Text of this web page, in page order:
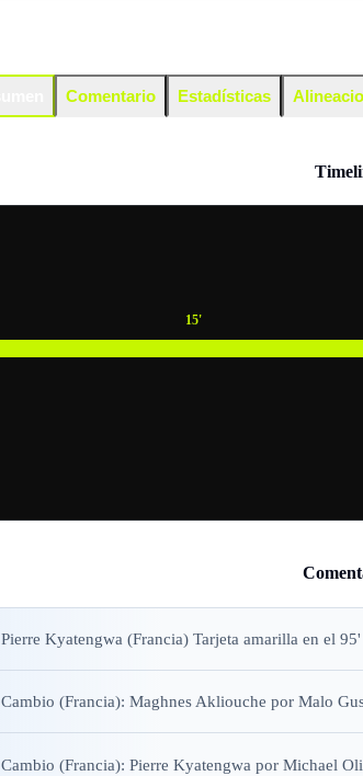
Comentario Estadísticas
15'
Pierre Kyatengwa (Francia) Tarjeta amarilla en el 95'
Cambio (Francia): Maghnes Akliouche por Malo
Cambio (Francia): Pierre Kyatengwa por Michael